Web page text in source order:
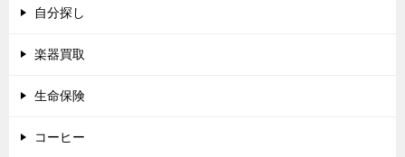
自分探し
楽器買取
生命保険
コーヒー